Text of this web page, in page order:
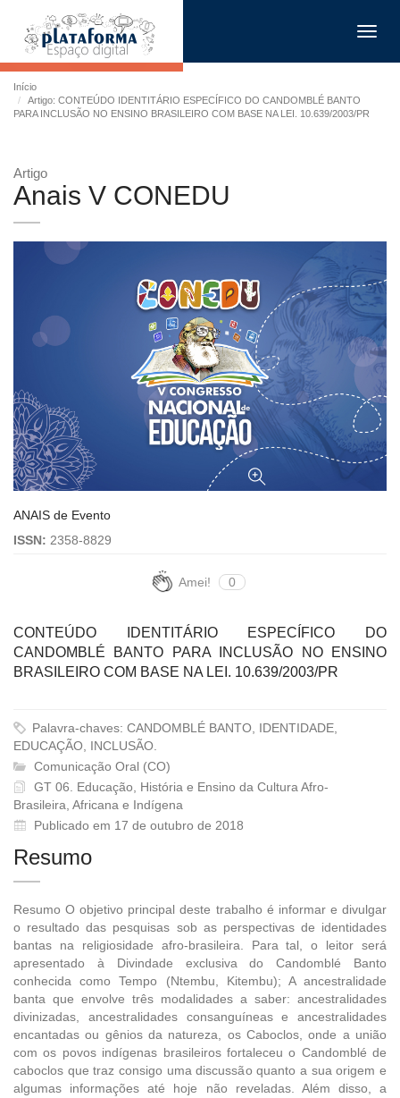
Início
Artigo: CONTEÚDO IDENTITÁRIO ESPECÍFICO DO CANDOMBLÉ BANTO
PARA INCLUSÃO NO ENSINO BRASILEIRO COM BASE NA LEI. 10.639/2003/PR
Artigo
Anais V CONEDU
ANAIS de Evento
ISSN: 2358-8829
Amei! 0
CONTEÚDO IDENTITÁRIO ESPECÍFICO DO
CANDOMBLÉ BANTO PARA INCLUSÃO NO ENSINO
BRASILEIRO COM BASE NA LEI. 10.639/2003/PR
Palavra-chaves: CANDOMBLÉ BANTO, IDENTIDADE,
EDUCAÇÃO, INCLUSÃO.
Comunicação Oral (CO)
GT 06. Educação, História e Ensino da Cultura Afro-
Brasileira, Africana e Indígena
Publicado em 17 de outubro de 2018
Resumo
Resumo O objetivo principal deste trabalho é informar e divulgar
o resultado das pesquisas sob as perspectivas de identidades
bantas na religiosidade afro-brasileira. Para tal, o leitor será
apresentado à Divindade exclusiva do Candomblé Banto
conhecida como Tempo (Ntembu, Kitembu); A ancestralidade
banta que envolve três modalidades a saber: ancestralidades
divinizadas, ancestralidades consanguíneas e ancestralidades
encantadas ou gênios da natureza, os Caboclos, onde a união
com os povos indígenas brasileiros fortaleceu o Candomblé de
caboclos que traz consigo uma discussão quanto a sua origem e
algumas informações até hoje não reveladas. Além disso, a